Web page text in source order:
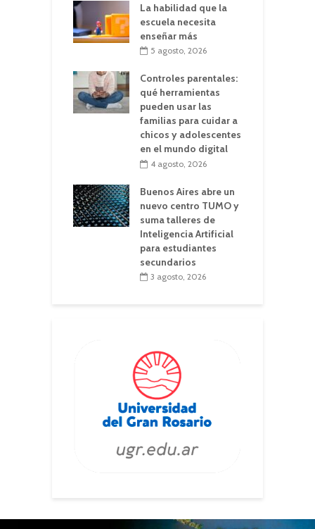
La habilidad que la
escuela necesita
enseñar más
5 agosto, 2026
Controles parentales:
qué herramientas
pueden usar las
familias para cuidar a
chicos y adolescentes
en el mundo digital
4 agosto, 2026
Buenos Aires abre un
nuevo centro TUMO y
suma talleres de
Inteligencia Artificial
para estudiantes
secundarios
3 agosto, 2026